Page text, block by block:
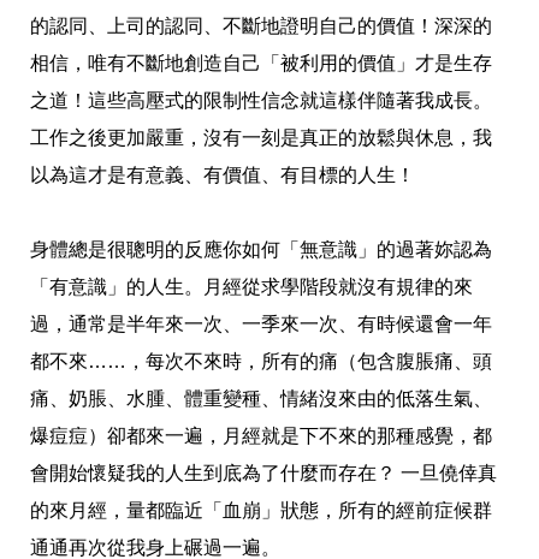
的認同、上司的認同、不斷地證明自己的價值！深深的
相信，唯有不斷地創造自己「被利用的價值」才是生存
之道！這些高壓式的限制性信念就這樣伴隨著我成長。
工作之後更加嚴重，沒有一刻是真正的放鬆與休息，我
以為這才是有意義、有價值、有目標的人生！
身體總是很聰明的反應你如何「無意識」的過著妳認為
「有意識」的人生。月經從求學階段就沒有規律的來
過，通常是半年來一次、一季來一次、有時候還會一年
都不來……，每次不來時，所有的痛（包含腹脹痛、頭
痛、奶脹、水腫、體重變種、情緒沒來由的低落生氣、
爆痘痘）卻都來一遍，月經就是下不來的那種感覺，都
會開始懷疑我的人生到底為了什麼而存在？ 一旦僥倖真
的來月經，量都臨近「血崩」狀態，所有的經前症候群
通通再次從我身上碾過一遍。